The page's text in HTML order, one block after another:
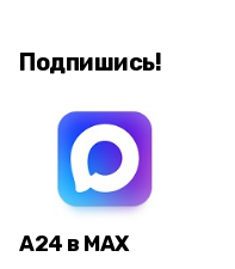
Подпишись!
А24 в MAX